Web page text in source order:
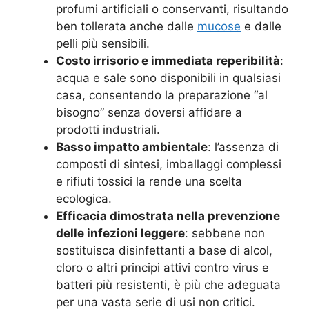
profumi artificiali o conservanti, risultando
ben tollerata anche dalle mucose e dalle
pelli più sensibili.
Costo irrisorio e immediata reperibilità:
acqua e sale sono disponibili in qualsiasi
casa, consentendo la preparazione “al
bisogno” senza doversi affidare a
prodotti industriali.
Basso impatto ambientale: l’assenza di
composti di sintesi, imballaggi complessi
e rifiuti tossici la rende una scelta
ecologica.
Efficacia dimostrata nella prevenzione
delle infezioni leggere: sebbene non
sostituisca disinfettanti a base di alcol,
cloro o altri principi attivi contro virus e
batteri più resistenti, è più che adeguata
per una vasta serie di usi non critici.